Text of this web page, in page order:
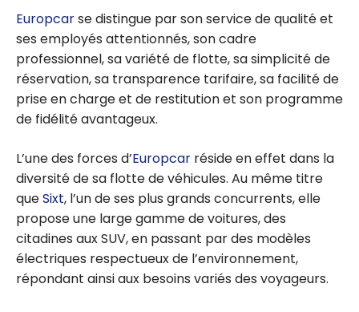
Europcarse distingue par son service de qualité et
ses employés attentionnés, son cadre
professionnel, sa variété de flotte, sa simplicité de
réservation, sa transparence tarifaire, sa facilité de
prise en charge et de restitution et son programme
de fidélité avantageux.
L’une des forces d’Europcar réside en effet dans la
diversité de sa flotte de véhicules. Au même titre
queSixt, l’un de ses plus grands concurrents, elle
propose une large gamme de voitures, des
citadines aux SUV, en passant par des modèles
électriques respectueux de l’environnement,
répondant ainsi aux besoins variés des voyageurs.